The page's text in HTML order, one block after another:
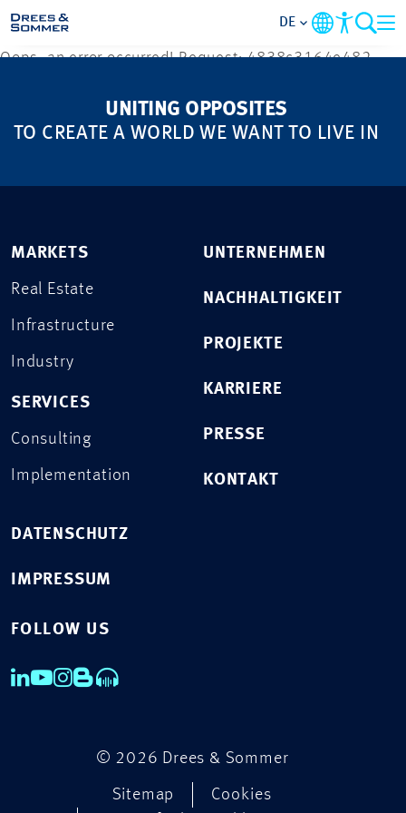
SERVICES
UNTERNEHMEN
IM FOKUS
KARRIERE
PROJEKTE
DE
Oops, an error occurred! Request: 4838c3164e482
UNITING OPPOSITES
TO CREATE A WORLD WE WANT TO LIVE IN
MARKETS
Real Estate
Infrastructure
Industry
SERVICES
Consulting
Implementation
UNTERNEHMEN
NACHHALTIGKEIT
PROJEKTE
KARRIERE
PRESSE
KONTAKT
DATENSCHUTZ
IMPRESSUM
FOLLOW US
© 2026 Drees & Sommer
Sitemap
Cookies